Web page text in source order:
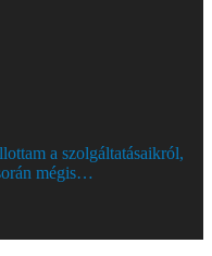
a szolgáltatásaikról,
mégis…